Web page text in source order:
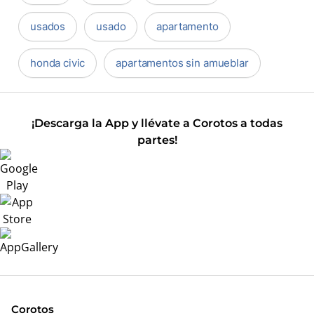
usados usado apartamento
honda civic apartamentos sin amueblar
¡Descarga la App y llévate a Corotos a todas
partes!
Corotos